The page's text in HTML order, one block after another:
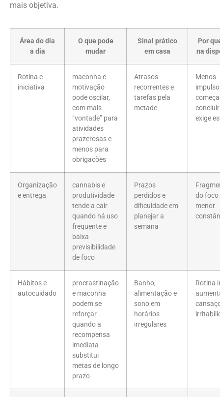
mais objetiva.
Área do dia
a dia
O que pode
mudar
Sinal prático
em casa
Por
na
Rotina e
iniciativa
maconha e
motivação
pode oscilar,
com mais
“vontade” para
atividades
prazerosas e
menos para
obrigações
Atrasos
recorrentes e
tarefas pela
metade
Menos
exige
Organização
e entrega
cannabis e
produtividade
tende a cair
quando há uso
frequente e
baixa
previsibilidade
de foco
Prazos
perdidos e
dificuldade em
planejar a
semana
do foco
menor
Hábitos e
autocuidado
procrastinação
e maconha
podem se
reforçar
quando a
recompensa
imediata
substitui
metas de longo
prazo
Banho,
alimentação e
sono em
horários
irregulares
Rotina